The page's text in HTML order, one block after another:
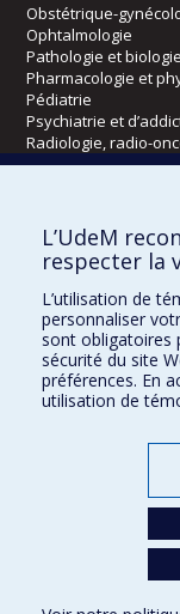
Obstétrique-
Ophtalmologie
Pathologie et
Pharmacologie et
Pédiatrie
Psychiatrie et
Radiologie, radio-
Écoles
Kinésiologie et des
Orthophonie et
Réadaptation
Directions
DPC
CPASS
L’UdeM
respecter la
L’utilisation de
personnaliser
sont obligatoires
sécurité du site
préférences. En
utilisation de